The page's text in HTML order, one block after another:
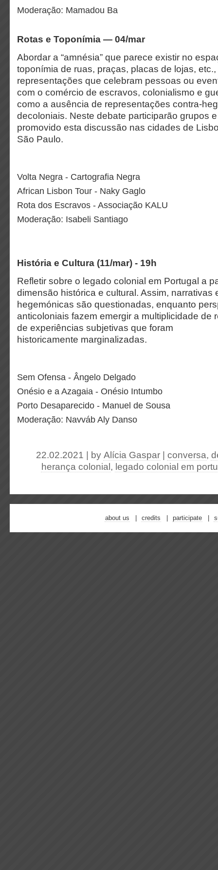
Moderação: Mamadou Ba
Rotas e Toponímia — 04/mar
Abordar a “amnésia” que parece existir no
toponímia de ruas, praças, placas de lojas,
representações que celebram pessoas ou
com o comércio de escravos, colonialismo e
como a ausência de representações contra-
decoloniais. Neste debate participarão grupos
promovido esta discussão nas cidades de
São Paulo.
Volta Negra - Cartografia Negra
African Lisbon Tour - Naky Gaglo
Rota dos Escravos - Associação KALU
Moderação: Isabeli Santiago
História e Cultura (11/mar) - 19h
Refletir sobre o legado colonial em Portugal a
dimensão histórica e cultural. Assim, narrativas
hegemónicas são questionadas, enquanto
anticoloniais fazem emergir a multiplicidade de
de experiências subjetivas que foram
historicamente marginalizadas.
Sem Ofensa - Ângelo Delgado
Onésio e a Azagaia - Onésio Intumbo
Porto Desaparecido - Manuel de Sousa
Moderação: Navváb Aly Danso
22.02.2021 | by Alícia Gaspar conversa,
herança colonial , legado colonial em
about us credits participate